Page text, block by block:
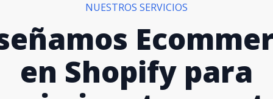
NUESTROS SERVICIOS
en Shopify para